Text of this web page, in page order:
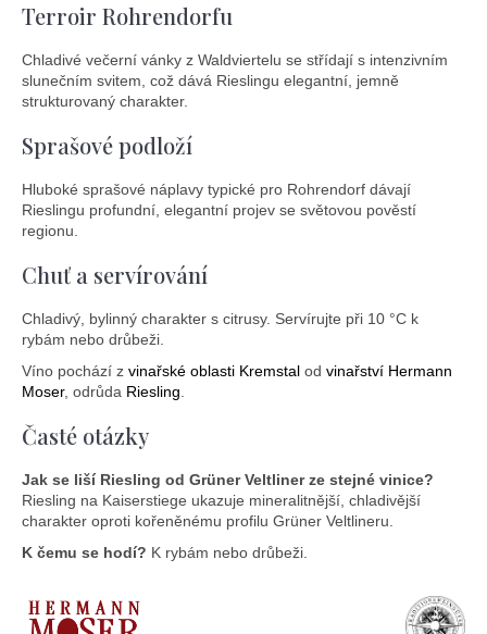
Terroir Rohrendorfu
Chladivé večerní vánky z Waldviertelu se střídají s intenzivním
slunečním svitem, což dává Rieslingu elegantní, jemně
strukturovaný charakter.
Sprašové podloží
Hluboké sprašové náplavy typické pro Rohrendorf dávají
Rieslingu profundní, elegantní projev se světovou pověstí
regionu.
Chuť a servírování
Chladivý, bylinný charakter s citrusy. Servírujte při 10 °C k
rybám nebo drůbeži.
Víno pochází z vinařské oblasti Kremstal od vinařství Hermann
Moser, odrůda Riesling.
Časté otázky
Jak se liší Riesling od Grüner Veltliner ze stejné vinice?
Riesling na Kaiserstiege ukazuje mineralitnější, chladivější
charakter oproti kořeněnému profilu Grüner Veltlineru.
K čemu se hodí? K rybám nebo drůbeži.